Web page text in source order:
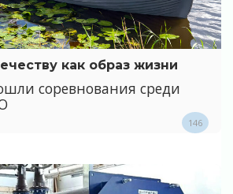
как образ жизни
соревнования среди
146